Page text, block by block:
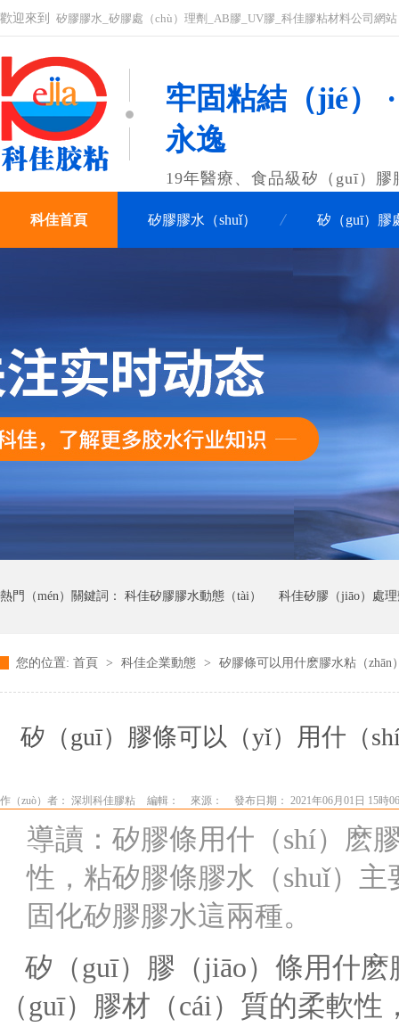
歡迎來到 矽膠膠水_矽膠處（chù）理劑_AB膠_UV膠_科佳膠粘材料公司網站
牢固粘結（jié）
永逸
19年醫療、食品級矽（guī）膠
科佳首頁 矽膠膠水（shuǐ） 矽（guī）膠
熱門（mén）關鍵詞： 科佳矽膠膠水動態（tài） 科佳矽膠（jiāo）處
科佳UV無影膠（jiāo）水動態 科佳快幹膠動態
您的位置: 首頁 > 科佳企業動態 > 矽膠條可以用什麽膠水粘（zhān
矽（guī）膠條可以（yǐ）用什（
作（zuò）者： 深圳科佳膠粘 編輯： 來源： 發布日期： 2021年06月01日 15時
導讀：矽膠條用什（shí）麽
性，粘矽膠條膠水（shuǐ）
固化矽膠膠水這兩種。
矽（guī）膠（jiāo）條用什
（guī）膠材（cái）質的柔軟